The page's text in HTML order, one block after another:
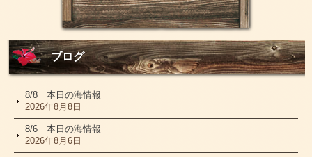
ブログ
8/8 本日の海情報
2026年8月8日
8/6 本日の海情報
2026年8月6日